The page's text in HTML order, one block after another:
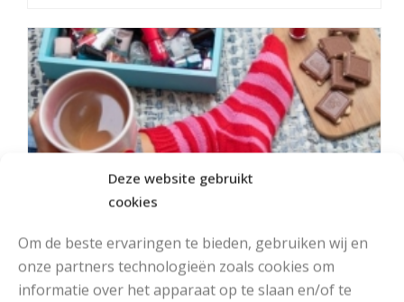
Deze website gebruikt
cookies
Om de beste ervaringen te bieden, gebruiken wij en
onze partners technologieën zoals cookies om
informatie over het apparaat op te slaan en/of te